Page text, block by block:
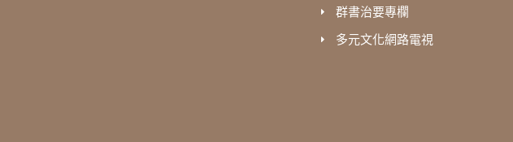
群書治要專欄
多元文化網路電視